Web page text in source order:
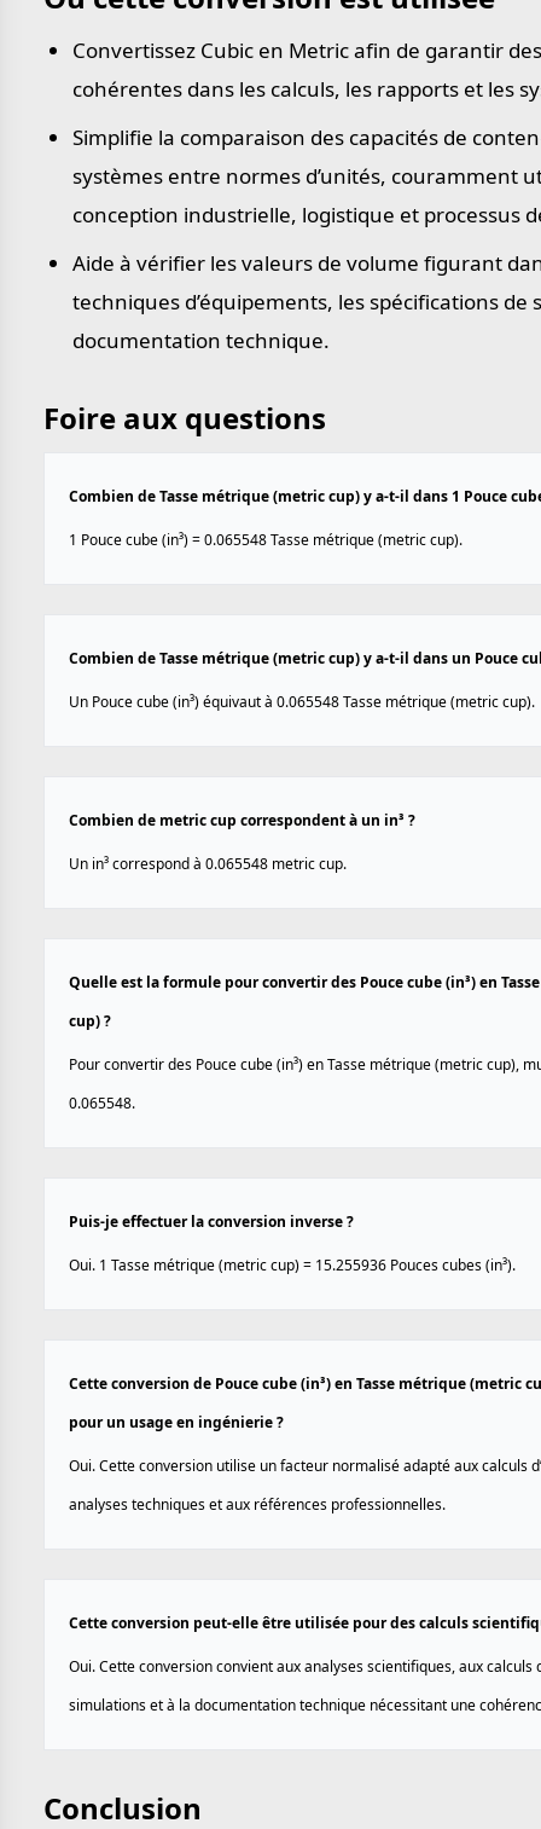
Convertissez Cubic en Metric afin de garantir
cohérentes dans les calculs, les rapports et les
Simplifie la comparaison des capacités de
systèmes entre normes d’unités, couramment
conception industrielle, logistique et processus
Aide à vérifier les valeurs de volume figurant
techniques d’équipements, les spécifications de
documentation technique.
Foire aux questions
Combien de Tasse métrique (metric cup) y a-t-il dans 1 Pouce
1 Pouce cube (in³) = 0.065548 Tasse métrique (metric cup).
Combien de Tasse métrique (metric cup) y a-t-il dans un Pouce
Un Pouce cube (in³) équivaut à 0.065548 Tasse métrique (metric cup).
Combien de metric cup correspondent à un in³ ?
Un in³ correspond à 0.065548 metric cup.
Quelle est la formule pour convertir des Pouce cube (in³) en
cup) ?
Pour convertir des Pouce cube (in³) en Tasse métrique (metric cup),
0.065548.
Puis-je effectuer la conversion inverse ?
Oui. 1 Tasse métrique (metric cup) = 15.255936 Pouces cubes (in³).
Cette conversion de Pouce cube (in³) en Tasse métrique (metric
pour un usage en ingénierie ?
Oui. Cette conversion utilise un facteur normalisé adapté aux calculs
analyses techniques et aux références professionnelles.
Cette conversion peut-elle être utilisée pour des calculs
Oui. Cette conversion convient aux analyses scientifiques, aux calculs
simulations et à la documentation technique nécessitant une
Conclusion